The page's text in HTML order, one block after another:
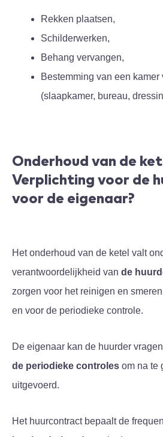
Rekken plaatsen,
Schilderwerken,
Behang vervangen,
Bestemming van een kamer
(slaapkamer, bureau,
Onderhoud van de
Verplichting voor de
voor de eigenaar?
Het onderhoud van de ketel valt
verantwoordelijkheid van de
zorgen voor het reinigen en
en voor de periodieke controle.
De eigenaar kan de huurder
de periodieke controles om na te
uitgevoerd.
Het huurcontract bepaalt de